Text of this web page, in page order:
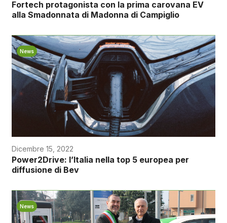
Fortech protagonista con la prima carovana EV
alla Smadonnata di Madonna di Campiglio
News
Dicembre 15, 2022
Power2Drive: l’Italia nella top 5 europea per
diffusione di Bev
News